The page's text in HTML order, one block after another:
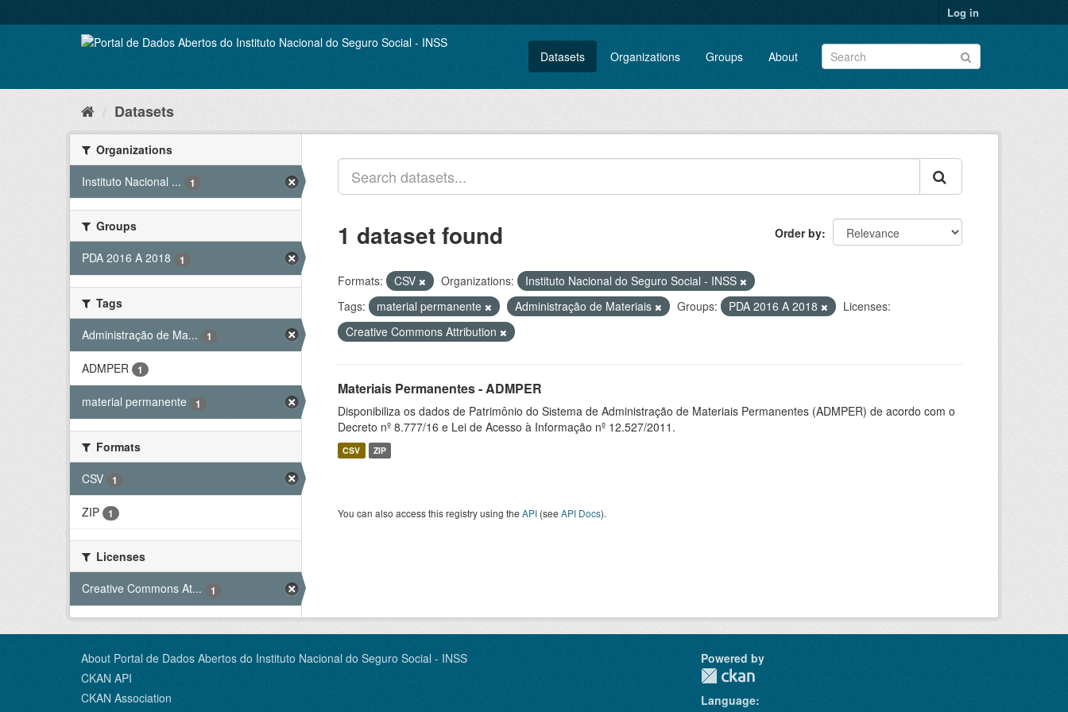
to
Log in
Datasets Organizations Groups About
Datasets
Organizations
Instituto Nacional ...
1
Groups
PDA 2016 A 2018
1
Tags
Administração de Ma...
1
ADMPER 1
material permanente 1
Formats
CSV
1
ZIP 1
Licenses
Creative Commons At...
1
Order by
1 dataset found
Formats: CSV Organizations:
Instituto Nacional do Seguro Social - INSS
Tags:
material permanente Administração de Materiais Groups: PDA 2016 A 2018
Licenses:
Creative Commons Attribution
Materiais Permanentes - ADMPER
Disponibiliza os dados de Patrimônio do Sistema de Administração de Materiais Permanentes (ADMPER) de acordo com o
Decreto nº 8.777/16 e Lei de Acesso à Informação nº 12.527/2011.
CSV ZIP
You can also access this registry using the API (see API Docs).
About Portal de Dados Abertos do Instituto Nacional do Seguro Social - INSS
CKAN API
CKAN Association
Powered by
Language